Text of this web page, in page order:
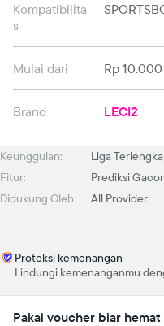
Kompatibilita
s
Mulai dari Rp 10.000
Brand LECI2
Keunggulan:
Liga
Fitur:
Prediksi Gacor
Didukung Oleh
All Provider
Proteksi kemenangan
Lindungi kemenanganmu
Pakai voucher biar hemat